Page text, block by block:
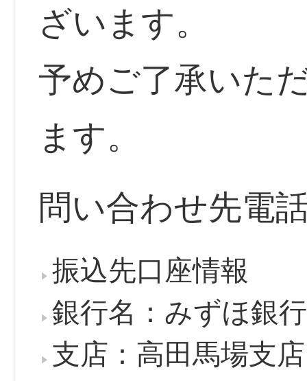
ざいます。
予めご了承いた
ます。
問い合わせ先電
振込先口座情報
銀行名：みずほ銀行
支店：高田馬場支